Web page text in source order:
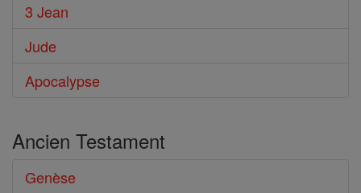
3 Jean
Jude
Apocalypse
Ancien Testament
Genèse